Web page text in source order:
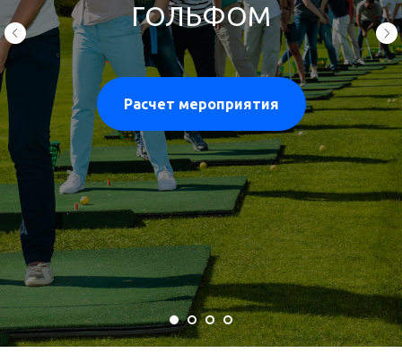
ГОЛЬФОМ
Расчет мероприятия